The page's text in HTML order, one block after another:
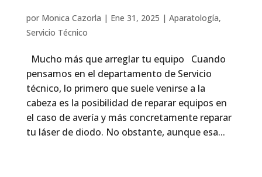
por Monica Cazorla | Ene 31, 2025 | Aparatología,
Servicio Técnico
Mucho más que arreglar tu equipo Cuando
pensamos en el departamento de Servicio
técnico, lo primero que suele venirse a la
cabeza es la posibilidad de reparar equipos en
el caso de avería y más concretamente reparar
tu láser de diodo. No obstante, aunque esa...